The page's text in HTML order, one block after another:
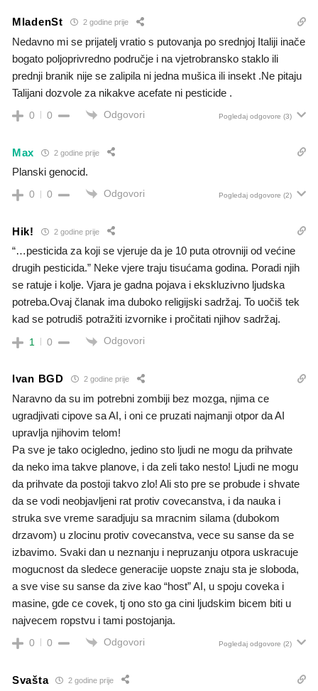
MladenSt 2 godine prije
Nedavno mi se prijatelj vratio s putovanja po srednjoj Italiji inače
bogato poljoprivredno područje i na vjetrobransko staklo ili
prednji branik nije se zalipila ni jedna mušica ili insekt .Ne pitaju
Talijani dozvole za nikakve acefate ni pesticide .
0 0 Odgovori Pogledaj odgovore (3)
Max 2 godine prije
Planski genocid.
0 0 Odgovori Pogledaj odgovore (2)
Hik! 2 godine prije
“…pesticida za koji se vjeruje da je 10 puta otrovniji od većine
drugih pesticida.” Neke vjere traju tisućama godina. Poradi njih
se ratuje i kolje. Vjara je gadna pojava i ekskluzivno ljudska
potreba.Ovaj članak ima duboko religijski sadržaj. To uočiš tek
kad se potrudiš potražiti izvornike i pročitati njihov sadržaj.
1 0 Odgovori
Ivan BGD 2 godine prije
Naravno da su im potrebni zombiji bez mozga, njima ce
ugradjivati cipove sa AI, i oni ce pruzati najmanji otpor da AI
upravlja njihovim telom!
Pa sve je tako ocigledno, jedino sto ljudi ne mogu da prihvate
da neko ima takve planove, i da zeli tako nesto! Ljudi ne mogu
da prihvate da postoji takvo zlo! Ali sto pre se probude i shvate
da se vodi neobjavljeni rat protiv covecanstva, i da nauka i
struka sve vreme saradjuju sa mracnim silama (dubokom
drzavom) u zlocinu protiv covecanstva, vece su sanse da se
izbavimo. Svaki dan u neznanju i nepruzanju otpora uskracuje
mogucnost da sledece generacije uopste znaju sta je sloboda,
a sve vise su sanse da zive kao “host” AI, u spoju coveka i
masine, gde ce covek, tj ono sto ga cini ljudskim bicem biti u
najvecem ropstvu i tami postojanja.
0 0 Odgovori Pogledaj odgovore (2)
Svašta 2 godine prije